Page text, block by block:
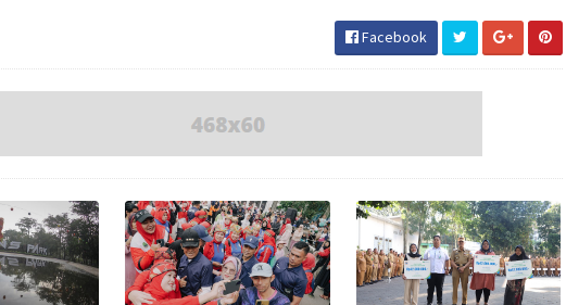
Facebook